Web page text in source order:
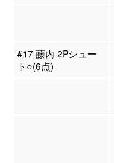
#17 藤内 2Pシュー
ト○(6点)